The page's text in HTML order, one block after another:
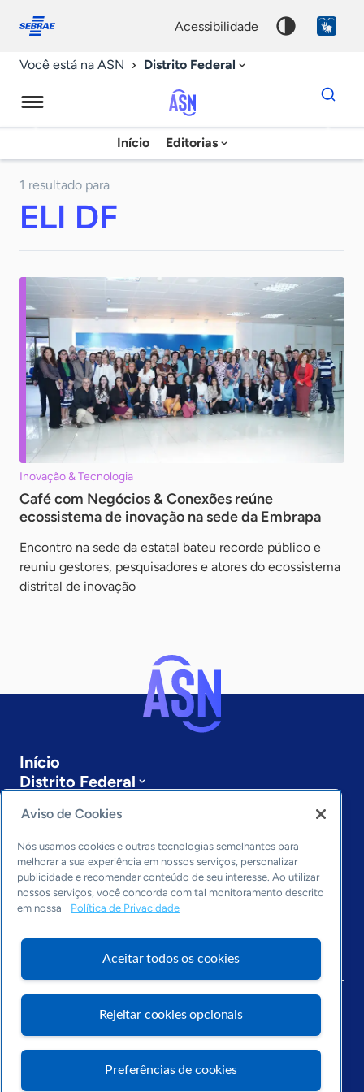
conosco
acessibilidade
Você está na ASN Distrito Federal
Agência
Sebrae
Início Editorias
Dados
para
chave
1 resultado para
ELI DF
Inovação & Tecnologia
Café com Negócios & Conexões reúne
ecossistema de inovação na sede da Embrapa
Encontro na sede da estatal bateu recorde público e
reuniu gestores, pesquisadores e atores do ecossistema
distrital de inovação
Início
Distrito Federal
Últimas notícias
Entre em contato
Editorias
Economia & Política
Inovação & Tecnologia
Visite o Portal Sebrae
Aviso de Cookies
Nós usamos cookies e outras tecnologias semelhantes para
melhorar a sua experiência em nossos serviços, personalizar
publicidade e recomendar conteúdo de seu interesse. Ao utilizar
nossos serviços, você concorda com tal monitoramento descrito
em nossa
Política de Privacidade
Aceitar todos os cookies
Rejeitar cookies opcionais
Preferências de cookies